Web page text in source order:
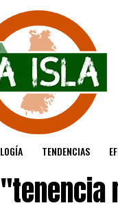
TENDENCIAS